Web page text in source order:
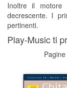
Inoltre il motore
decrescente. I
pertinenti.
Play-Music ti
Pagine